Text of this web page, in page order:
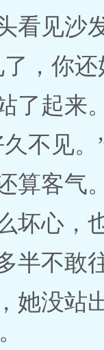
看见沙
，你还
了起来
不见。
算客气
坏心，
半不敢
她没站